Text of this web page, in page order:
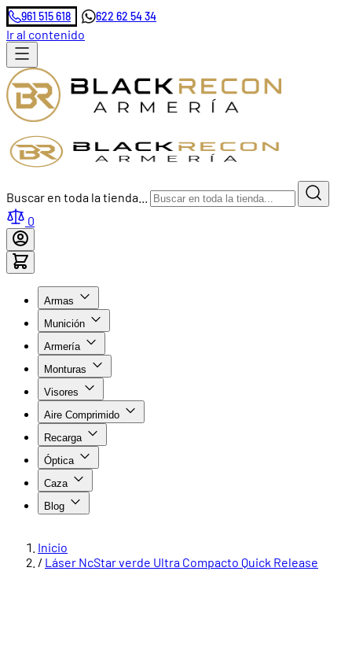
961 515 618 622 62 54 34
Ir al contenido
Buscar en toda la tienda...
0
Armas
Munición
Armería
Monturas
Visores
Aire Comprimido
Recarga
Óptica
Caza
Blog
Inicio
/ Láser NcStar verde Ultra Compacto Quick Release